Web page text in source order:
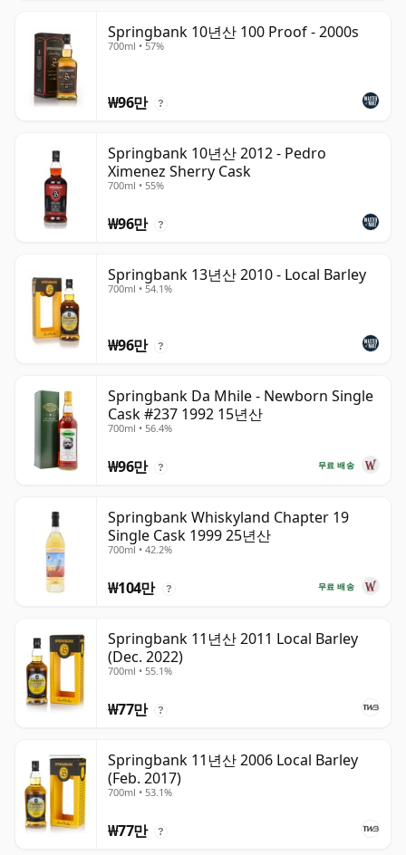
Springbank 10년산 100 Proof - 2000s
700ml • 57%
₩96만 ?
Springbank 10년산 2012 - Pedro
Ximenez Sherry Cask
700ml • 55%
₩96만 ?
Springbank 13년산 2010 - Local Barley
700ml • 54.1%
₩96만 ?
Springbank Da Mhile - Newborn Single
Cask #237 1992 15년산
700ml • 56.4%
무료 배송
₩96만 ?
Springbank Whiskyland Chapter 19
Single Cask 1999 25년산
700ml • 42.2%
무료 배송
₩104만 ?
Springbank 11년산 2011 Local Barley
(Dec. 2022)
700ml • 55.1%
₩77만 ?
Springbank 11년산 2006 Local Barley
(Feb. 2017)
700ml • 53.1%
₩77만 ?